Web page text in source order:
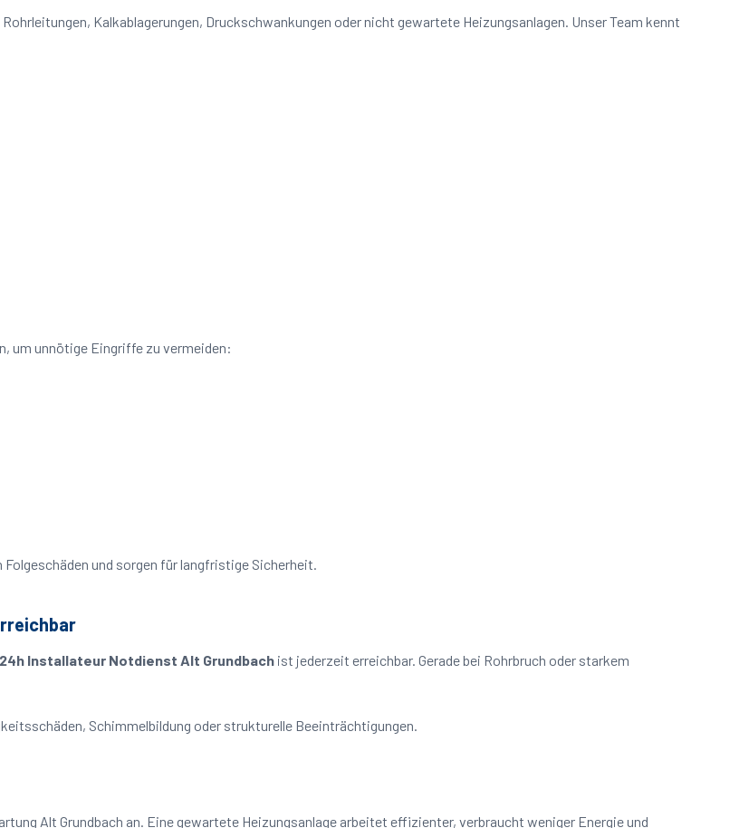
Kalkablagerungen, Druckschwankungen oder nicht gewartete Heizungsanlagen. Unser Team kennt
um unnötige Eingriffe zu vermeiden:
und sorgen für langfristige Sicherheit.
24h Installateur Notdienst Alt Grundbach ist jederzeit erreichbar. Gerade bei Rohrbruch oder starkem
Schimmelbildung oder strukturelle Beeinträchtigungen.
Alt Grundbach an. Eine gewartete Heizungsanlage arbeitet effizienter, verbraucht weniger Energie und